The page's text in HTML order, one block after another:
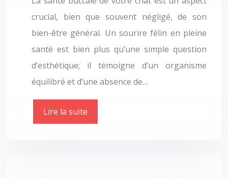
crucial, bien que souvent négligé, de son
bien-être général. Un sourire félin en pleine
santé est bien plus qu’une simple question
d’esthétique; il témoigne d’un organisme
équilibré et d’une absence de…
Lire la suite